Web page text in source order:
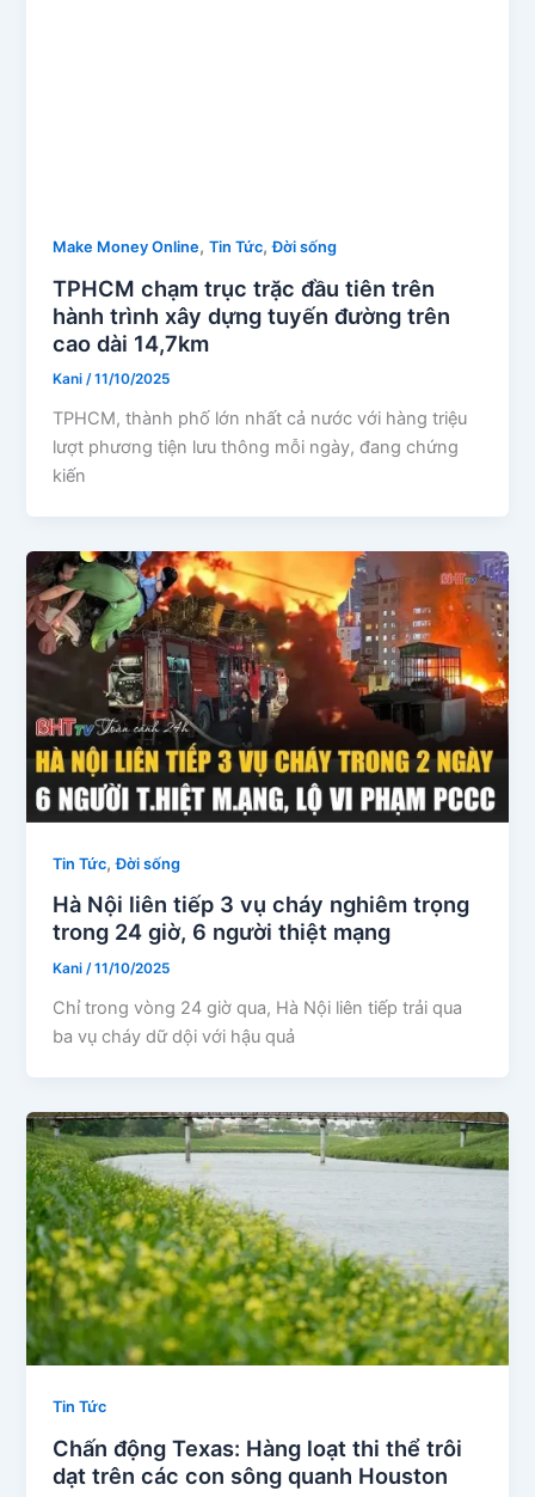
Make Money Online,Tin Tức,Đời sống
TPHCM chạm trục trặc đầu tiên trên
hành trình xây dựng tuyến đường trên
cao dài 14,7km
Kani/11/10/2025
TPHCM, thành phố lớn nhất cả nước với hàng triệu
lượt phương tiện lưu thông mỗi ngày, đang chứng
kiến
Tin Tức,Đời sống
Hà Nội liên tiếp 3 vụ cháy nghiêm trọng
trong 24 giờ, 6 người thiệt mạng
Kani/11/10/2025
Chỉ trong vòng 24 giờ qua, Hà Nội liên tiếp trải qua
ba vụ cháy dữ dội với hậu quả
Tin Tức
Chấn động Texas: Hàng loạt thi thể trôi
dạt trên các con sông quanh Houston